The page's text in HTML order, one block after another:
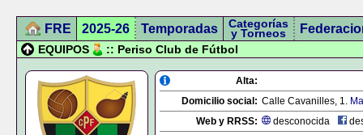
FRE 2025-26 Temporadas Categorías
y Torneos
EQUIPOS :: Periso Club de Fútbol
Alta:
Domicilio social: Calle Cavanilles, 1.
Web y RRSS:
desconocida